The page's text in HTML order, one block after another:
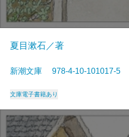
夏目漱石／著
新潮文庫 978-4-10-101017-
文庫電子書籍あり